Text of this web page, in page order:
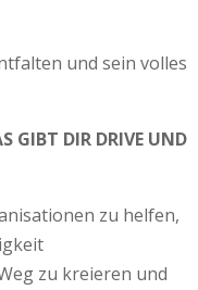
und sein volles
GIBT DIR DRIVE UND
zu helfen,
zu kreieren und